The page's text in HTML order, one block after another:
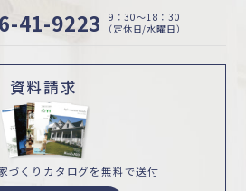
41-9223
9：30〜18：30
（定休日/水曜日）
資料請求
づくり カタログを無料で送付